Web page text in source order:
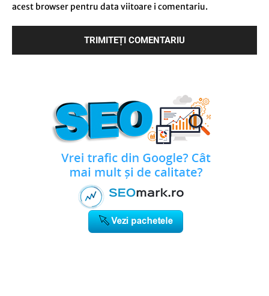
acest browser pentru data viitoare i comentariu.